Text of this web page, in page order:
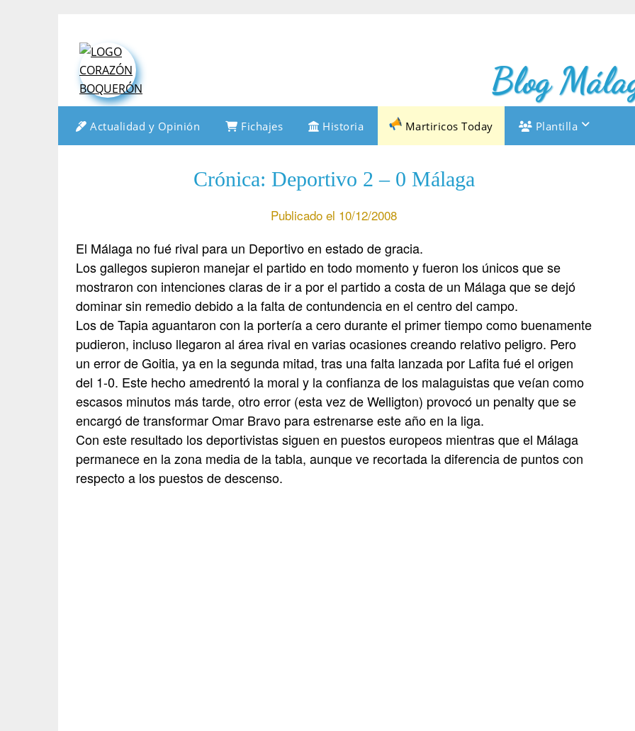
Blog
Actualidad y Opinión Fichajes Historia Martiricos Today Plantilla
Crónica: Deportivo 2 – 0 Málaga
Publicado el 10/12/2008
El Málaga no fué rival para un Deportivo en estado de gracia.
Los gallegos supieron manejar el partido en todo momento y fueron los únicos que se
mostraron con intenciones claras de ir a por el partido a costa de un Málaga que se dejó
dominar sin remedio debido a la falta de contundencia en el centro del campo.
Los de Tapia aguantaron con la portería a cero durante el primer tiempo como buenamente
pudieron, incluso llegaron al área rival en varias ocasiones creando relativo peligro. Pero
un error de Goitia, ya en la segunda mitad, tras una falta lanzada por Lafita fué el origen
del 1-0. Este hecho amedrentó la moral y la confianza de los malaguistas que veían como
escasos minutos más tarde, otro error (esta vez de Welligton) provocó un penalty que se
encargó de transformar Omar Bravo para estrenarse este año en la liga.
Con este resultado los deportivistas siguen en puestos europeos mientras que el Málaga
permanece en la zona media de la tabla, aunque ve recortada la diferencia de puntos con
respecto a los puestos de descenso.